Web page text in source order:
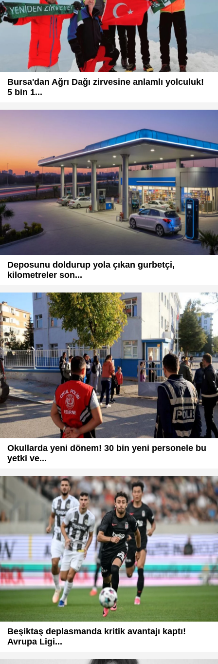
Bursa'dan Ağrı Dağı zirvesine anlamlı yolculuk!
5 bin 1...
Deposunu doldurup yola çıkan gurbetçi,
kilometreler son...
Okullarda yeni dönem! 30 bin yeni personele bu
yetki ve...
Beşiktaş deplasmanda kritik avantajı kaptı!
Avrupa Ligi...